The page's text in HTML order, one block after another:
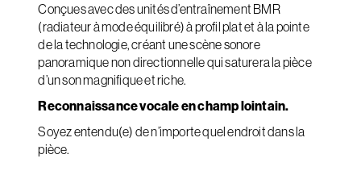
Conçues avec des unités d’entraînement BMR
(radiateur à mode équilibré) à profil plat et à la pointe
de la technologie, créant une scène sonore
panoramique non directionnelle qui saturera la pièce
d’un son magnifique et riche.
Reconnaissance vocale en champ lointain.
Soyez entendu(e) de n’importe quel endroit dans la
pièce.